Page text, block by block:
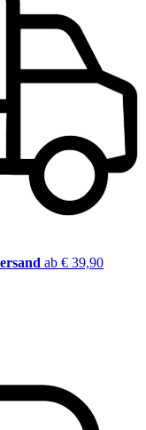
ab € 39,90